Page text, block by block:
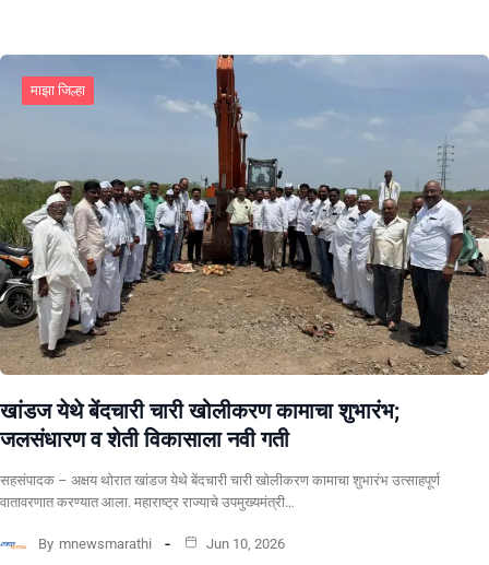
माझा जिल्हा
खांडज येथे बेंदचारी चारी खोलीकरण कामाचा शुभारंभ;
जलसंधारण व शेती विकासाला नवी गती
सहसंपादक – अक्षय थोरात खांडज येथे बेंदचारी चारी खोलीकरण कामाचा शुभारंभ उत्साहपूर्ण
वातावरणात करण्यात आला. महाराष्ट्र राज्याचे उपमुख्यमंत्री…
By mnewsmarathi Jun 10, 2026